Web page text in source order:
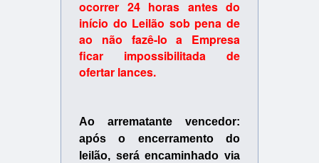
ocorrer 24 horas antes do
início do Leilão sob pena de
ao não fazê-lo a Empresa
ficar impossibilitada de
ofertar lances.
Ao arrematante vencedor:
após o encerramento do
leilão, será encaminhado via